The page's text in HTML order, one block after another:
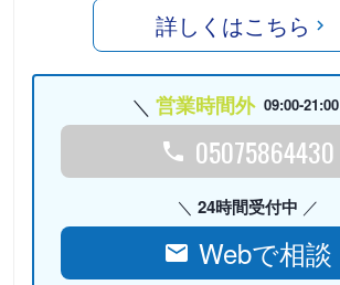
詳しくはこちら
営業時間外 09:00-21:00
05075864430
24時間受付中
Webで相談